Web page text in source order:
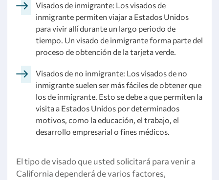
Visados de inmigrante: Los visados de
inmigrante permiten viajar a Estados Unidos
para vivir allí durante un largo periodo de
tiempo. Un visado de inmigrante forma parte del
proceso de obtención de la tarjeta verde.
Visados de no inmigrante: Los visados de no
inmigrante suelen ser más fáciles de obtener que
los de inmigrante. Esto se debe a que permiten la
visita a Estados Unidos por determinados
motivos, como la educación, el trabajo, el
desarrollo empresarial o fines médicos.
El tipo de visado que usted solicitará para venir a
California dependerá de varios factores,